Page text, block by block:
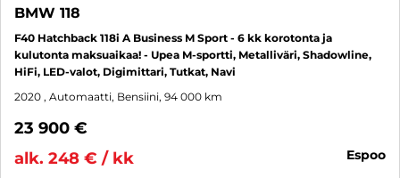
BMW 118
F40 Hatchback 118i A Business M Sport - 6 kk korotonta ja
kulutonta maksuaikaa! - Upea M-sportti, Metalliväri, Shadowline,
HiFi, LED-valot, Digimittari, Tutkat, Navi
2020 , Automaatti, Bensiini, 94 000 km
23 900 €
alk. 248 € / kk
espoo